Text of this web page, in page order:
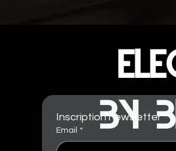
BY
Inscription newsletter
Email *